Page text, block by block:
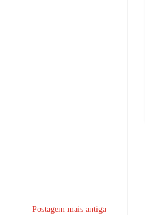
Postagem mais antiga